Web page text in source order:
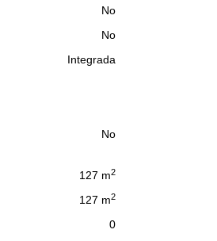
cercanía a playa brava, mansa,
No
No
Integrada
No
127 m2
127 m2
0